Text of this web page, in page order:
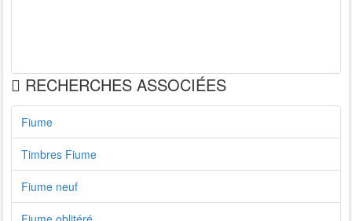
RECHERCHES ASSOCIÉES
Fiume
Timbres Fiume
Fiume neuf